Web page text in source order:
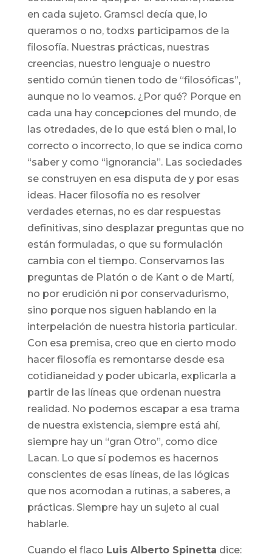
en cada sujeto. Gramsci decía que, lo
queramos o no, todxs participamos de la
filosofía. Nuestras prácticas, nuestras
creencias, nuestro lenguaje o nuestro
sentido común tienen todo de “filosóficas”,
aunque no lo veamos. ¿Por qué? Porque en
cada una hay concepciones del mundo, de
las otredades, de lo que está bien o mal, lo
correcto o incorrecto, lo que se indica como
“saber y como “ignorancia”. Las sociedades
se construyen en esa disputa de y por esas
ideas. Hacer filosofía no es resolver
verdades eternas, no es dar respuestas
definitivas, sino desplazar preguntas que no
están formuladas, o que su formulación
cambia con el tiempo. Conservamos las
preguntas de Platón o de Kant o de Martí,
no por erudición ni por conservadurismo,
sino porque nos siguen hablando en la
interpelación de nuestra historia particular.
Con esa premisa, creo que en cierto modo
hacer filosofía es remontarse desde esa
cotidianeidad y poder ubicarla, explicarla a
partir de las líneas que ordenan nuestra
realidad. No podemos escapar a esa trama
de nuestra existencia, siempre está ahí,
siempre hay un “gran Otro”, como dice
Lacan. Lo que sí podemos es hacernos
conscientes de esas líneas, de las lógicas
que nos acomodan a rutinas, a saberes, a
prácticas. Siempre hay un sujeto al cual
hablarle.
Cuando el flaco Luis Alberto Spinetta dice: